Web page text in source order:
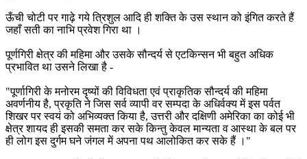
ऊँची चोटी पर गाढ़े गये त्रिशुल आदि ही शक्ति के उस स्थान को इंगित करते हैं
जहाँ सती का नाभि प्रवेश गिरा था ।
पूर्णगिरी क्षेत्र की महिमा और उसके सौन्दर्य से एटकिन्सन भी बहुत अधिक
प्रभावित था उसने लिखा है -
"पूर्णागिरी के मनोरम दृष्यों की विविधता एवं प्राकृतिक सौन्दर्य की महिमा
अवर्णनीय है, प्रकृति ने जिस सर्व व्यापी वर सम्पदा के अधिर्वक्य में इस पर्वत
शिखर पर स्वयं को अभिव्यक्त किया है, उत्तरी और दक्षिणी अमेरिका का कोई भी
क्षेत्र शायद ही इसकी समता कर सके किन्तु केवल मान्यता व आस्था के बल पर
ही लोग इस दुर्गम घने जंगल में अपना पथ आलोकित कर सके हैं ।"